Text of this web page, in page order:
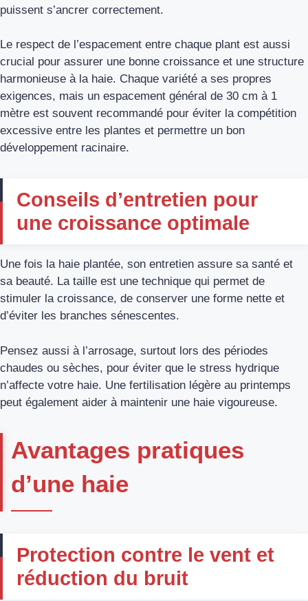
puissent s’ancrer correctement.
Le respect de l’espacement entre chaque plant est aussi
crucial pour assurer une bonne croissance et une structure
harmonieuse à la haie. Chaque variété a ses propres
exigences, mais un espacement général de 30 cm à 1
mètre est souvent recommandé pour éviter la compétition
excessive entre les plantes et permettre un bon
développement racinaire.
Conseils d’entretien pour
une croissance optimale
Une fois la haie plantée, son entretien assure sa santé et
sa beauté. La taille est une technique qui permet de
stimuler la croissance, de conserver une forme nette et
d’éviter les branches sénescentes.
Pensez aussi à l’arrosage, surtout lors des périodes
chaudes ou sèches, pour éviter que le stress hydrique
n’affecte votre haie. Une fertilisation légère au printemps
peut également aider à maintenir une haie vigoureuse.
Avantages pratiques
d’une haie
Protection contre le vent et
réduction du bruit